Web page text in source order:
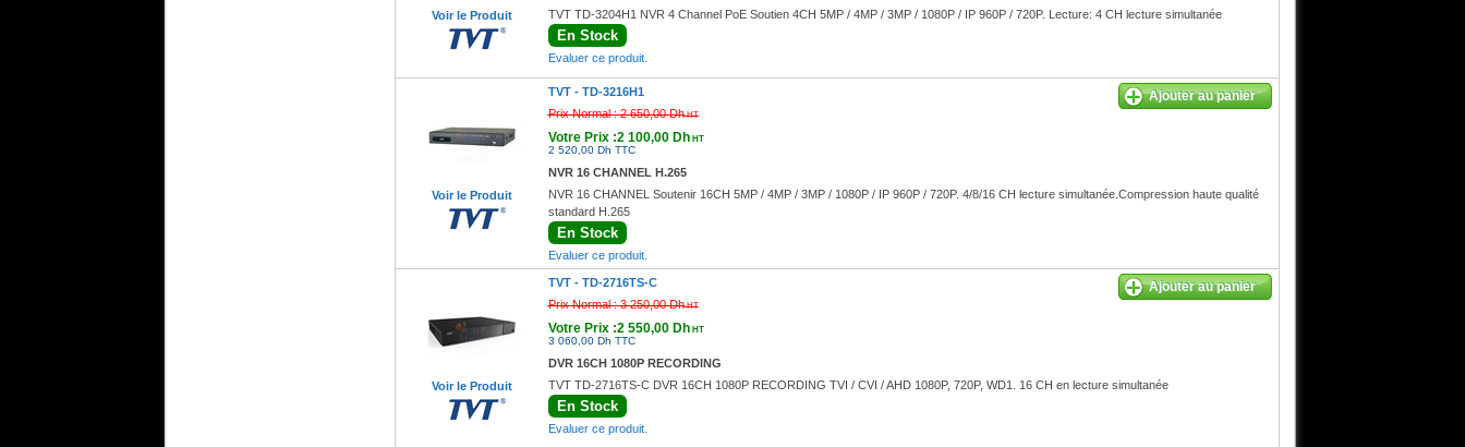
Voir le Produit
TVT TD-3204H1 NVR 4 Channel PoE Soutien 4CH 5MP / 4MP / 3MP / 1080P / IP 960P / 720P. Lecture: 4 CH lecture simultanée
En Stock
Evaluer ce produit.
Voir le Produit
TVT - TD-3216H1
Prix Normal :2 650,00 DhHT
Votre Prix :2 100,00 DhHT
2 520,00 Dh TTC
Ajouter au panier
NVR 16 CHANNEL H.265
NVR 16 CHANNEL Soutenir 16CH 5MP / 4MP / 3MP / 1080P / IP 960P / 720P. 4/8/16 CH lecture simultanée.Compression haute qualité
standard H.265
En Stock
Evaluer ce produit.
Voir le Produit
TVT - TD-2716TS-C
Prix Normal :3 250,00 DhHT
Votre Prix :2 550,00 DhHT
3 060,00 Dh TTC
Ajouter au panier
DVR 16CH 1080P RECORDING
TVT TD-2716TS-C DVR 16CH 1080P RECORDING TVI / CVI / AHD 1080P, 720P, WD1. 16 CH en lecture simultanée
En Stock
Evaluer ce produit.